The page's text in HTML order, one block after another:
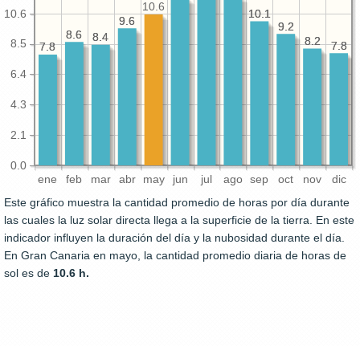
ene feb mar abr may jun jul ago sep oct nov dic
0.0
2.1
4.3
6.4
8.5
10.6
7.8
8.2
9.2
10.1
9.6
8.4
8.6
7.8
7.8
8.2
9.2
10.1
10.6
9.6
8.4
8.6
7.8
Este gráfico muestra la cantidad promedio de horas por día durante
las cuales la luz solar directa llega a la superficie de la tierra. En este
indicador influyen la duración del día y la nubosidad durante el día.
En Gran Canaria en mayo, la cantidad promedio diaria de horas de
sol es de 10.6 h.